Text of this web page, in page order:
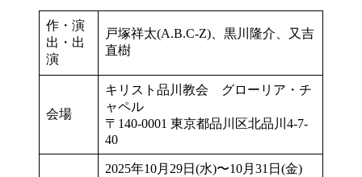
作・演
出・出
演
戸塚祥太(A.B.C-Z)、黒川隆介、又吉
直樹
会場
キリスト品川教会 グローリア・チ
ャペル
〒140-0001 東京都品川区北品川4-7-
40
2025年10月29日(水)〜10月31日(金)